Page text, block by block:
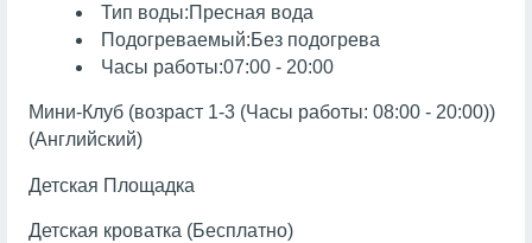
Тип воды:Пресная вода
Подогреваемый:Без подогрева
Часы работы:07:00 - 20:00
Мини-Клуб (возраст 1-3 (Часы работы: 08:00 - 20:00))
(Английский)
Детская Площадка
Детская кроватка (Бесплатно)